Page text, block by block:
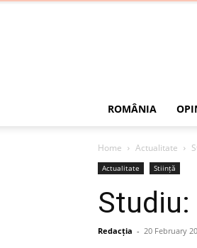
ROMÂNIA
Home Actualitate
Actualitate Stiință
Studiu:
Redacția - 20 February